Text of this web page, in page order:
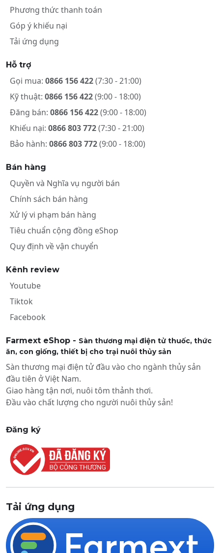
Phương thức thanh toán
Góp ý khiếu nại
Tải ứng dụng
Hỗ trợ
Gọi mua: 0866 156 422(7:30 - 21:00)
Kỹ thuật: 0866 156 422(9:00 - 18:00)
Đăng bán: 0866 156 422(9:00 - 18:00)
Khiếu nại: 0866 803 772(7:30 - 21:00)
Bảo hành: 0866 803 772(9:00 - 18:00)
Bán hàng
Quyền và Nghĩa vụ người bán
Chính sách bán hàng
Xử lý vi phạm bán hàng
Tiêu chuẩn cộng đồng eShop
Quy định về vận chuyển
Kênh review
Youtube
Tiktok
Facebook
Farmext eShop - Sàn thương mại điện tử thuốc, thức
ăn, con giống, thiết bị cho trại nuôi thủy sản
Sàn thương mại điện tử đầu vào cho ngành thủy sản
đầu tiên ở Việt Nam.
Giao hàng tận nơi, nuôi tôm thảnh thơi.
Đầu vào chất lượng cho người nuôi thủy sản!
Đăng ký
Tải ứng dụng